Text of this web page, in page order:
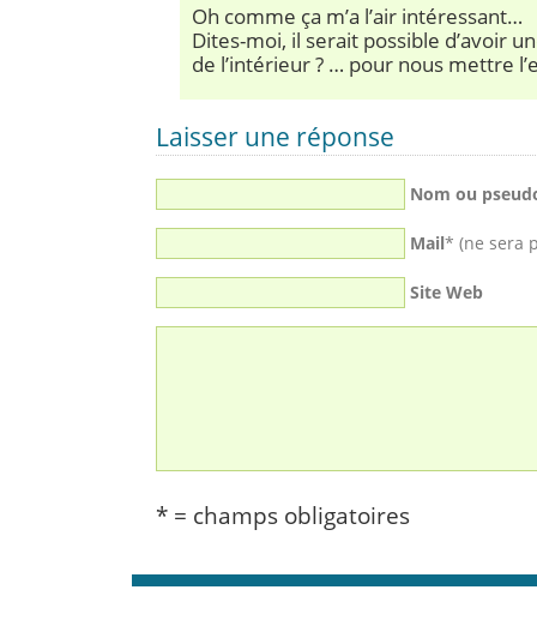
Oh comme ça m’a l’air intéressant…
Dites-moi, il serait possible d’avoir
de l’intérieur ? … pour nous mettre
Laisser une réponse
Nom ou
Mail* (ne sera
Site Web
* = champs obligatoires